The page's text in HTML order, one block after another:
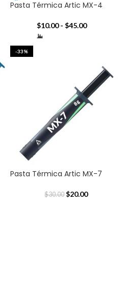
Pasta Térmica Artic MX-4
$10.00 - $45.00
-33%
Pasta Térmica Artic MX-7
$30.00 $20.00